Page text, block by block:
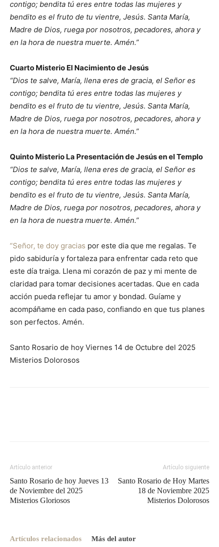
contigo; bendita tú eres entre todas las mujeres y
bendito es el fruto de tu vientre, Jesús. Santa María,
Madre de Dios, ruega por nosotros, pecadores, ahora y
en la hora de nuestra muerte. Amén.”
Cuarto Misterio El Nacimiento de Jesús
“Dios te salve, María, llena eres de gracia, el Señor es
contigo; bendita tú eres entre todas las mujeres y
bendito es el fruto de tu vientre, Jesús. Santa María,
Madre de Dios, ruega por nosotros, pecadores, ahora y
en la hora de nuestra muerte. Amén.”
Quinto Misterio La Presentación de Jesús en el Templo
“Dios te salve, María, llena eres de gracia, el Señor es
contigo; bendita tú eres entre todas las mujeres y
bendito es el fruto de tu vientre, Jesús. Santa María,
Madre de Dios, ruega por nosotros, pecadores, ahora y
en la hora de nuestra muerte. Amén.”
“Señor, te doy gracias por este dia que me regalas. Te
pido sabiduría y fortaleza para enfrentar cada reto que
este día traiga. Llena mi corazón de paz y mi mente de
claridad para tomar decisiones acertadas. Que en cada
acción pueda reflejar tu amor y bondad. Guíame y
acompáñame en cada paso, confiando en que tus planes
son perfectos. Amén.
Santo Rosario de hoy Viernes 14 de Octubre del 2025
Misterios Dolorosos
Artículo anterior
Santo Rosario de hoy Jueves 13
de Noviembre del 2025
Misterios Gloriosos
Artículo siguiente
Santo Rosario de Hoy Martes
18 de Noviembre 2025
Misterios Dolorosos
Artículos relacionados Más del autor